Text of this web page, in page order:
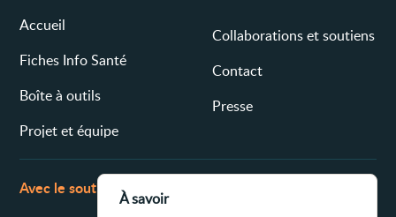
Accueil
Fiches Info Santé
Boîte à outils
Projet et équipe
Collaborations et soutiens
Contact
Presse
Avec le soutien de
À savoir